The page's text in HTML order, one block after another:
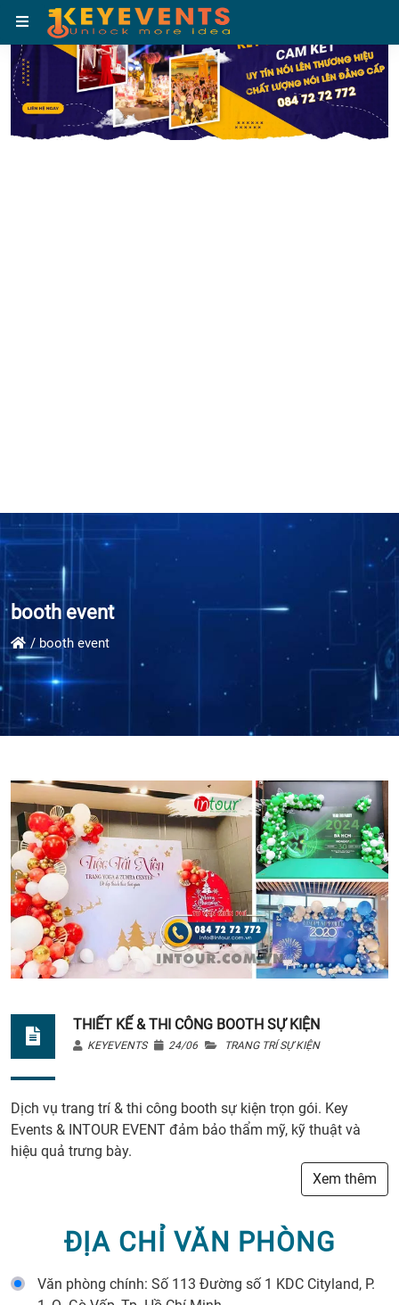
booth event
booth event
THIẾT KẾ & THI CÔNG BOOTH SỰ KIỆN
KEYEVENTS 24/06 TRANG TRÍ SỰ KIỆN
Dịch vụ trang trí & thi công booth sự kiện trọn gói. Key
Events & INTOUR EVENT đảm bảo thẩm mỹ, kỹ thuật và
hiệu quả trưng bày.
Xem thêm
ĐỊA CHỈ VĂN PHÒNG
Văn phòng chính: Số 113 Đường số 1 KDC Cityland, P.